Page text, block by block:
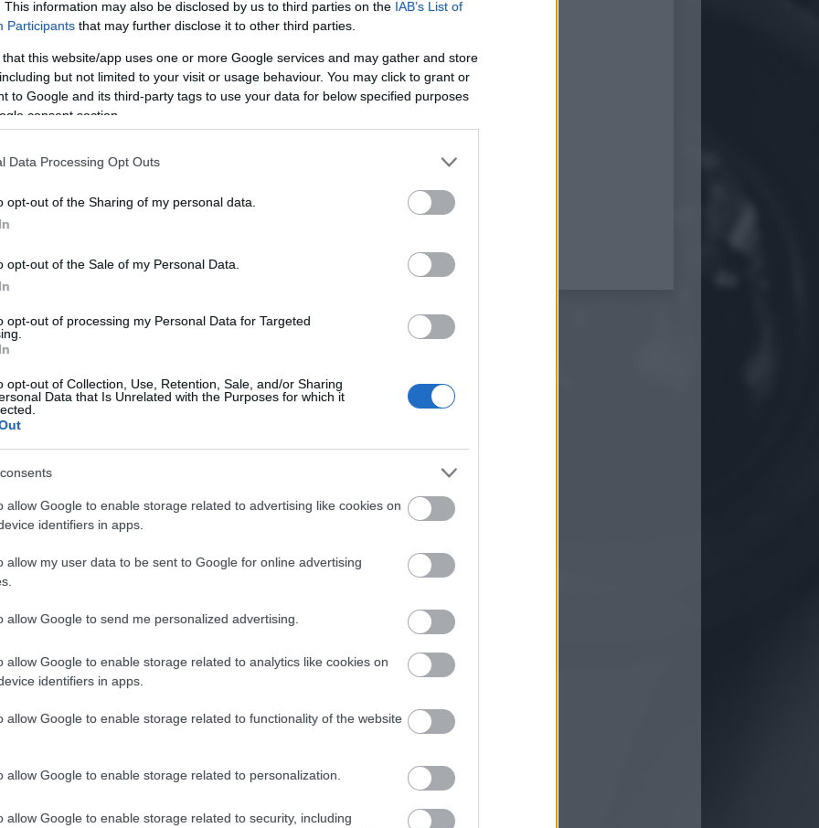
This information may also be disclosed by us to third parties on the IAB’s List of
Participants that may further disclose it to other third parties.
that this website/app uses one or more Google services and may gather and store
but not limited to your visit or usage behaviour. You may click to grant or
to Google and its third-party tags to use your data for below specified purposes
consent section.
Data Processing Opt Outs
opt-out of the Sharing of my personal data.
opt-out of the Sale of my Personal Data.
opt-out of processing my Personal Data for Targeted
opt-out of Collection, Use, Retention, Sale, and/or Sharing
Data that Is Unrelated with the Purposes for which it
allow Google to enable storage related to advertising like cookies on
identifiers in apps.
allow my user data to be sent to Google for online advertising
allow Google to send me personalized advertising.
allow Google to enable storage related to analytics like cookies on
identifiers in apps.
allow Google to enable storage related to functionality of the website
allow Google to enable storage related to personalization.
allow Google to enable storage related to security, including
)
)
)
)
)
rt
)
)
)
)
)
)
)
)